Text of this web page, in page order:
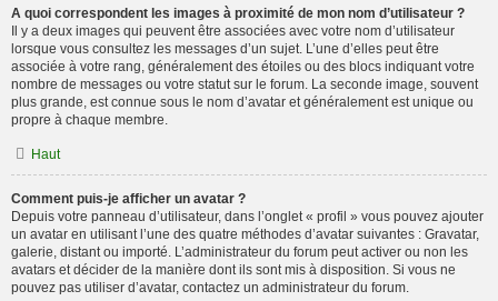
A quoi correspondent les images à proximité de mon nom d’utilisateur ?
Il y a deux images qui peuvent être associées avec votre nom d’utilisateur
lorsque vous consultez les messages d’un sujet. L’une d’elles peut être
associée à votre rang, généralement des étoiles ou des blocs indiquant votre
nombre de messages ou votre statut sur le forum. La seconde image, souvent
plus grande, est connue sous le nom d’avatar et généralement est unique ou
propre à chaque membre.
Haut
Comment puis-je afficher un avatar ?
Depuis votre panneau d’utilisateur, dans l’onglet « profil » vous pouvez ajouter
un avatar en utilisant l’une des quatre méthodes d’avatar suivantes : Gravatar,
galerie, distant ou importé. L’administrateur du forum peut activer ou non les
avatars et décider de la manière dont ils sont mis à disposition. Si vous ne
pouvez pas utiliser d’avatar, contactez un administrateur du forum.